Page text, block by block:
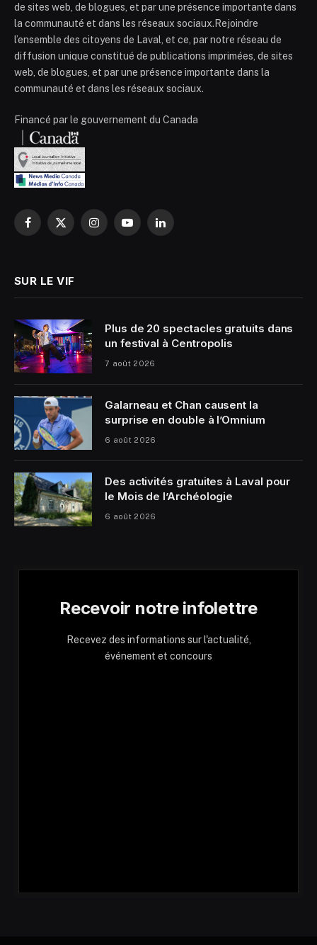
de sites web, de blogues, et par une présence importante dans
la communauté et dans les réseaux sociaux.Rejoindre
l’ensemble des citoyens de Laval, et ce, par notre réseau de
diffusion unique constitué de publications imprimées, de sites
web, de blogues, et par une présence importante dans la
communauté et dans les réseaux sociaux.
Financé par le gouvernement du Canada
Facebook
X
InstagramYouTubeLinkedIn
SUR LE VIF
Plus de 20 spectacles gratuits dans
un festival à Centropolis
7 août 2026
Galarneau et Chan causent la
surprise en double à l’Omnium
6 août 2026
Des activités gratuites à Laval pour
le Mois de l’Archéologie
6 août 2026
Recevoir notre infolettre
Recevez des informations sur l'actualité,
événement et concours